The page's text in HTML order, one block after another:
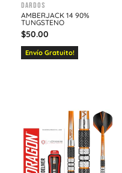
Dardos
AMBERJACK 14 90%
TUNGSTENO
$50.00
Envío Gratuito!